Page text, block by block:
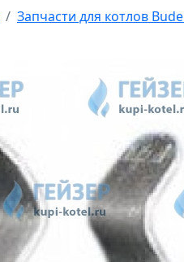
Запчасти для котлов